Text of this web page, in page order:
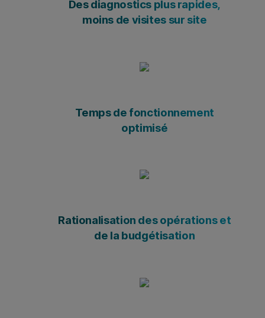
Des diagnostics plus rapides,
moins de visites sur site
Temps de fonctionnement
optimisé
Rationalisation des opérations et
de la budgétisation